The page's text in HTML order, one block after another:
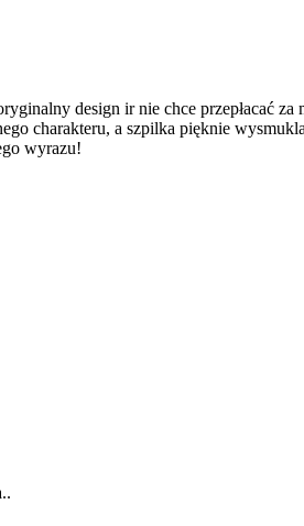
design ir nie chce przepłacać
charakteru, a szpilka pięknie
wyrazu!